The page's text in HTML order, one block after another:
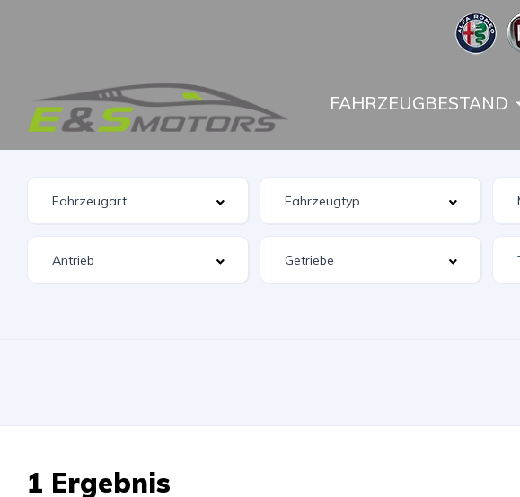
FAHRZEUGBESTAND
1 Ergebnis